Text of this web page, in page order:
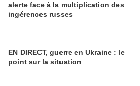
alerte face à la multiplication des
ingérences russes
EN DIRECT, guerre en Ukraine : le
point sur la situation